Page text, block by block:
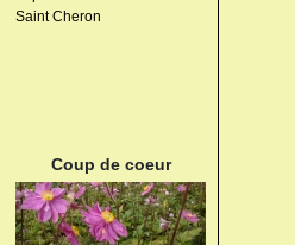
Saint Cheron
Coup de coeur